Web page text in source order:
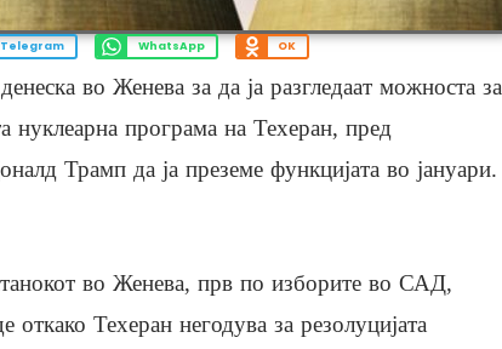
Telegram WhatsApp OK
во Женева за да ја разгледаат можноста за
нуклеарна програма на Техеран, пред
Трамп да ја преземе функцијата во јануари.
во Женева, прв по изборите во САД,
откако Техеран негодува за резолуцијата